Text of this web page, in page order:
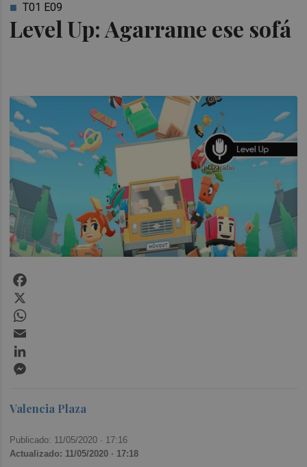
Level Up: Agarrame ese sofá
T01 E09
Valencia Plaza
Publicado: 11/05/2020 · 17:16
Actualizado: 11/05/2020 · 17:18